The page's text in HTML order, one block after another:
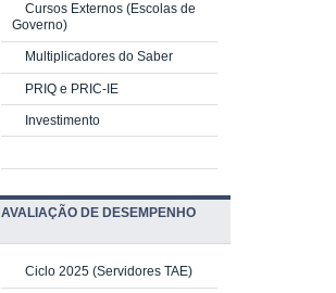
Cursos Externos (Escolas de
Governo)
Multiplicadores do Saber
PRIQ e PRIC-IE
Investimento
AVALIAÇÃO DE DESEMPENHO
Ciclo 2025 (Servidores TAE)